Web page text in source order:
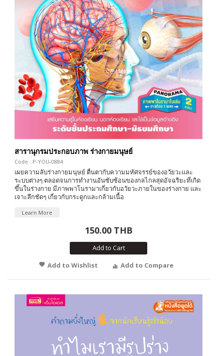
สารานุกรมประกอบภาพ ร่างกายมนุษย์
Code : P-YOU-0884
เผยความลับร่างกายมนุษย์ ตื่นตากับความมหัศจรรย์ของอวัยวะและ
ระบบต่างๆ ตลอดจนการทำงานอันซับซ้อนของกลไกลสุดอัจฉริยะที่เกิด
ขึ้นในร่างกาย มีภาพพาโนรามาเกี่ยวกับอวัยวะภายในของร่างกาย และ
เจาะลึกชัดๆ เกี่ยวกับกระดูกและกล้ามเนื้อ
Learn More
150.00 THB
Add to Cart
Add to Wishlist
Add to Compare